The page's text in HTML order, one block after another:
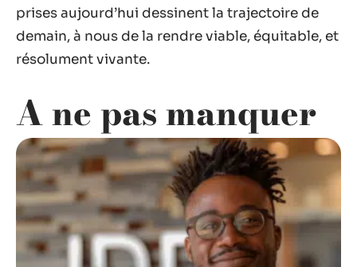
prises aujourd’hui dessinent la trajectoire de
demain, à nous de la rendre viable, équitable, et
résolument vivante.
A ne pas manquer